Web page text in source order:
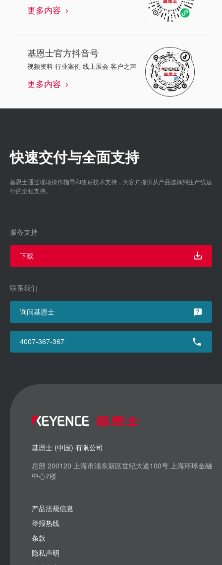
更多内容
基恩士官方抖音号
视频资料 行业案例 线上展会 客户之声
更多内容
快速交付与全面支持
基恩士通过现场操作指导和售后技术支持，为客户提供从产品选择到生产线运
行的全程支持。
服务支持
下载
联系我们
询问基恩士
4007-367-367
基恩士 (中国) 有限公司
总部 200120 上海市浦东新区世纪大道100号 上海环球金融
中心7楼
产品法规信息
举报热线
条款
隐私声明